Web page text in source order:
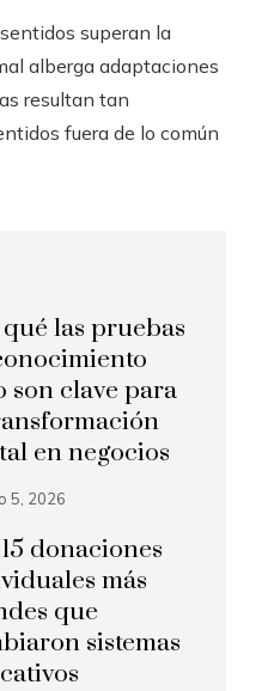
superan la
alberga adaptaciones
resultan tan
fuera de lo común
las pruebas
son clave para
en negocios
5, 2026
donaciones
más
que
sistemas